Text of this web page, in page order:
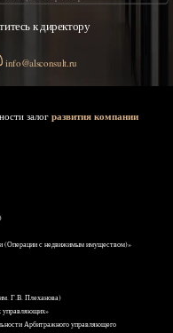
к директору
info@alsconsult.ru
залог развития компании
(Операции с недвижимым имуществом)»
Г.В. Плеханова)
управляющих»
Арбитражного управляющего